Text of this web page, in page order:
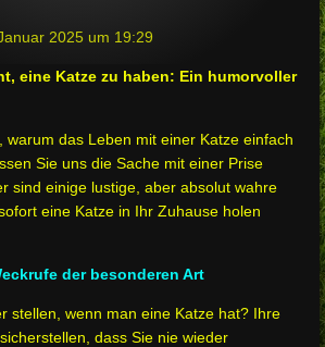
2025 um 19:29
eine Katze zu haben: Ein humorvoller
warum das Leben mit einer Katze einfach
Sie uns die Sache mit einer Prise
sind einige lustige, aber absolut wahre
eine Katze in Ihr Zuhause holen
der besonderen Art
stellen, wenn man eine Katze hat? Ihre
dass Sie nie wieder